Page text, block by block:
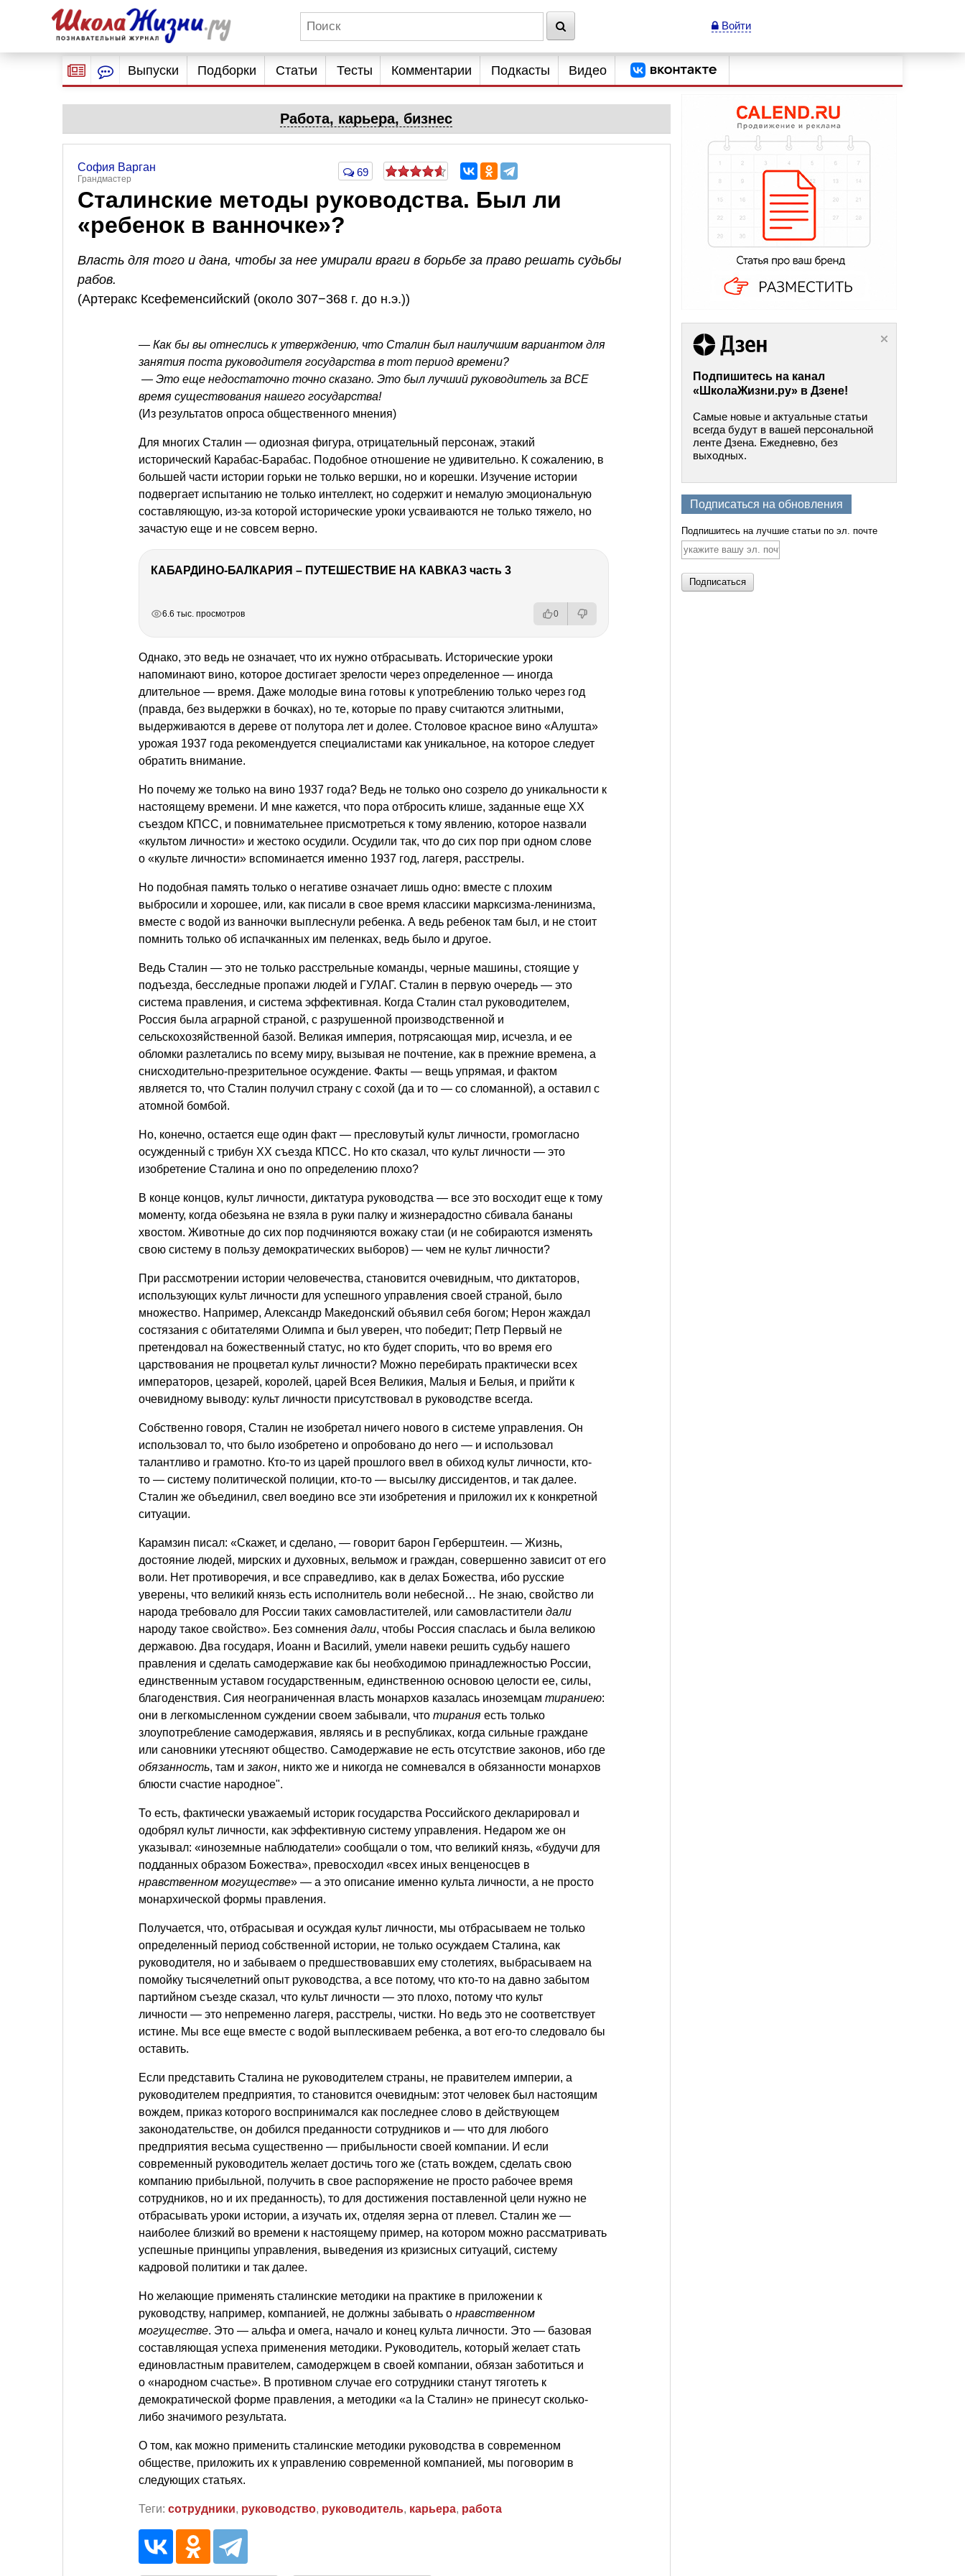
Войти
Выпуски Подборки Статьи Тесты Комментарии Подкасты Видео
Работа, карьера, бизнес
София Варган
Грандмастер
69
Сталинские методы руководства. Был ли
«ребенок в ванночке»?
Власть для того и дана, чтобы за нее умирали враги в борьбе за право решать судьбы
рабов.
(Артеракс Ксефеменсийский (около 307−368 г. до н.э.))
— Как бы вы отнеслись к утверждению, что Сталин был наилучшим вариантом для
занятия поста руководителя государства в тот период времени?
— Это еще недостаточно точно сказано. Это был лучший руководитель за ВСЕ
время существования нашего государства!
(Из результатов опроса общественного мнения)
Для многих Сталин — одиозная фигура, отрицательный персонаж, этакий
исторический Карабас-Барабас. Подобное отношение не удивительно. К сожалению, в
большей части истории горьки не только вершки, но и корешки. Изучение истории
подвергает испытанию не только интеллект, но содержит и немалую эмоциональную
составляющую, из-за которой исторические уроки усваиваются не только тяжело, но
зачастую еще и не совсем верно.
КАБАРДИНО-БАЛКАРИЯ – ПУТЕШЕСТВИЕ НА КАВКАЗ часть 3
6.6 тыс. просмотров 0
Однако, это ведь не означает, что их нужно отбрасывать. Исторические уроки
напоминают вино, которое достигает зрелости через определенное — иногда
длительное — время. Даже молодые вина готовы к употреблению только через год
(правда, без выдержки в бочках), но те, которые по праву считаются элитными,
выдерживаются в дереве от полутора лет и долее. Столовое красное вино «Алушта»
урожая 1937 года рекомендуется специалистами как уникальное, на которое следует
обратить внимание.
Но почему же только на вино 1937 года? Ведь не только оно созрело до уникальности к
настоящему времени. И мне кажется, что пора отбросить клише, заданные еще ХХ
съездом КПСС, и повнимательнее присмотреться к тому явлению, которое назвали
«культом личности» и жестоко осудили. Осудили так, что до сих пор при одном слове
о «культе личности» вспоминается именно 1937 год, лагеря, расстрелы.
Но подобная память только о негативе означает лишь одно: вместе с плохим
выбросили и хорошее, или, как писали в свое время классики марксизма-ленинизма,
вместе с водой из ванночки выплеснули ребенка. А ведь ребенок там был, и не стоит
помнить только об испачканных им пеленках, ведь было и другое.
Ведь Сталин — это не только расстрельные команды, черные машины, стоящие у
подъезда, бесследные пропажи людей и ГУЛАГ. Сталин в первую очередь — это
система правления, и система эффективная. Когда Сталин стал руководителем,
Россия была аграрной страной, с разрушенной производственной и
сельскохозяйственной базой. Великая империя, потрясающая мир, исчезла, и ее
обломки разлетались по всему миру, вызывая не почтение, как в прежние времена, а
снисходительно-презрительное осуждение. Факты — вещь упрямая, и фактом
является то, что Сталин получил страну с сохой (да и то — со сломанной), а оставил с
атомной бомбой.
Но, конечно, остается еще один факт — пресловутый культ личности, громогласно
осужденный с трибун ХХ съезда КПСС. Но кто сказал, что культ личности — это
изобретение Сталина и оно по определению плохо?
В конце концов, культ личности, диктатура руководства — все это восходит еще к тому
моменту, когда обезьяна не взяла в руки палку и жизнерадостно сбивала бананы
хвостом. Животные до сих пор подчиняются вожаку стаи (и не собираются изменять
свою систему в пользу демократических выборов) — чем не культ личности?
При рассмотрении истории человечества, становится очевидным, что диктаторов,
использующих культ личности для успешного управления своей страной, было
множество. Например, Александр Македонский объявил себя богом; Нерон жаждал
состязания с обитателями Олимпа и был уверен, что победит; Петр Первый не
претендовал на божественный статус, но кто будет спорить, что во время его
царствования не процветал культ личности? Можно перебирать практически всех
императоров, цезарей, королей, царей Всея Великия, Малыя и Белыя, и прийти к
очевидному выводу: культ личности присутствовал в руководстве всегда.
Собственно говоря, Сталин не изобретал ничего нового в системе управления. Он
использовал то, что было изобретено и опробовано до него — и использовал
талантливо и грамотно. Кто-то из царей прошлого ввел в обиход культ личности, кто-
то — систему политической полиции, кто-то — высылку диссидентов, и так далее.
Сталин же объединил, свел воедино все эти изобретения и приложил их к конкретной
ситуации.
Карамзин писал: «Скажет, и сделано, — говорит барон Герберштеин. — Жизнь,
достояние людей, мирских и духовных, вельмож и граждан, совершенно зависит от его
воли. Нет противоречия, и все справедливо, как в делах Божества, ибо русские
уверены, что великий князь есть исполнитель воли небесной… Не знаю, свойство ли
народа требовало для России таких самовластителей, или самовластители дали
народу такое свойство». Без сомнения дали, чтобы Россия спаслась и была великою
державою. Два государя, Иоанн и Василий, умели навеки решить судьбу нашего
правления и сделать самодержавие как бы необходимою принадлежностью России,
единственным уставом государственным, единственною основою целости ее, силы,
благоденствия. Сия неограниченная власть монархов казалась иноземцам тираниею:
они в легкомысленном суждении своем забывали, что тирания есть только
злоупотребление самодержавия, являясь и в республиках, когда сильные граждане
или сановники утесняют общество. Самодержавие не есть отсутствие законов, ибо где
обязанность, там и закон, никто же и никогда не сомневался в обязанности монархов
блюсти счастие народное".
То есть, фактически уважаемый историк государства Российского декларировал и
одобрял культ личности, как эффективную систему управления. Недаром же он
указывал: «иноземные наблюдатели» сообщали о том, что великий князь, «будучи для
подданных образом Божества», превосходил «всех иных венценосцев в
нравственном могуществе» — а это описание именно культа личности, а не просто
монархической формы правления.
Получается, что, отбрасывая и осуждая культ личности, мы отбрасываем не только
определенный период собственной истории, не только осуждаем Сталина, как
руководителя, но и забываем о предшествовавших ему столетиях, выбрасываем на
помойку тысячелетний опыт руководства, а все потому, что кто-то на давно забытом
партийном съезде сказал, что культ личности — это плохо, потому что культ
личности — это непременно лагеря, расстрелы, чистки. Но ведь это не соответствует
истине. Мы все еще вместе с водой выплескиваем ребенка, а вот его-то следовало бы
оставить.
Если представить Сталина не руководителем страны, не правителем империи, а
руководителем предприятия, то становится очевидным: этот человек был настоящим
вождем, приказ которого воспринимался как последнее слово в действующем
законодательстве, он добился преданности сотрудников и — что для любого
предприятия весьма существенно — прибыльности своей компании. И если
современный руководитель желает достичь того же (стать вождем, сделать свою
компанию прибыльной, получить в свое распоряжение не просто рабочее время
сотрудников, но и их преданность), то для достижения поставленной цели нужно не
отбрасывать уроки истории, а изучать их, отделяя зерна от плевел. Сталин же —
наиболее близкий во времени к настоящему пример, на котором можно рассматривать
успешные принципы управления, выведения из кризисных ситуаций, систему
кадровой политики и так далее.
Но желающие применять сталинские методики на практике в приложении к
руководству, например, компанией, не должны забывать о нравственном
могуществе. Это — альфа и омега, начало и конец культа личности. Это — базовая
составляющая успеха применения методики. Руководитель, который желает стать
единовластным правителем, самодержцем в своей компании, обязан заботиться и
о «народном счастье». В противном случае его сотрудники станут тяготеть к
демократической форме правления, а методики «a la Сталин» не принесут сколько-
либо значимого результата.
О том, как можно применить сталинские методики руководства в современном
обществе, приложить их к управлению современной компанией, мы поговорим в
следующих статьях.
Теги: сотрудники, руководство, руководитель, карьера, работа
Подпишитесь на канал
«ШколаЖизни.ру» в Дзене!
Самые новые и актуальные статьи
всегда будут в вашей персональной
ленте Дзена. Ежедневно, без
выходных.
Подписаться на обновления
Подпишитесь на лучшие статьи по эл. почте